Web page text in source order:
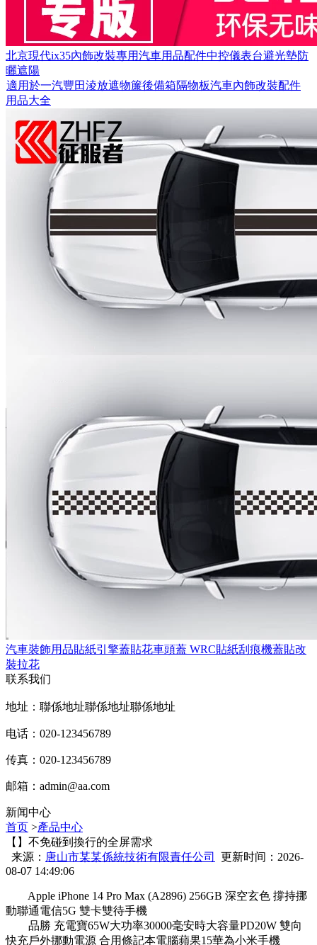
北京現代ix35內飾改裝專用汽車用品配件中控儀表台避光墊防
曬遮陽
適用於一汽豐田淩放遮物簾後備箱隔物板汽車內飾改裝配件
用品大全
汽車裝飾用品貼紙引擎蓋貼花車頭蓋 WRC貼紙刮痕機蓋貼改
裝拉花
联系我们
地址：聯係地址聯係地址聯係地址
电话：020-123456789
传真：020-123456789
邮箱： admin@aa.com
新闻中心
首页 >產品中心
【】不免碰到換行的全屏需求
来源： 唐山市某某係統技術有限責任公司
更新时间：2026-
08-07 14:49:06
Apple iPhone 14 Pro Max (A2896) 256GB 深空玄色 撐持挪
動聯通電信5G 雙卡雙待手機
品勝 充電寶65W大功率30000毫安時大容量PD20W 雙向
快充戶外挪動電源 合用條記本電腦蘋果15華為小米手機